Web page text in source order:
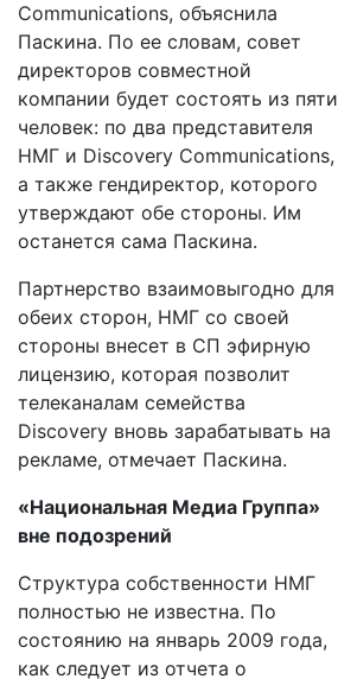
Communications, объяснила
Паскина. По ее словам, совет
директоров совместной
компании будет состоять из пяти
человек: по два представителя
НМГ и Discovery Communications,
а также гендиректор, которого
утверждают обе стороны. Им
останется сама Паскина.
Партнерство взаимовыгодно для
обеих сторон, НМГ со своей
стороны внесет в СП эфирную
лицензию, которая позволит
телеканалам семейства
Discovery вновь зарабатывать на
рекламе, отмечает Паскина.
«Национальная Медиа Группа»
вне подозрений
Структура собственности НМГ
полностью не известна. По
состоянию на январь 2009 года,
как следует из отчета о